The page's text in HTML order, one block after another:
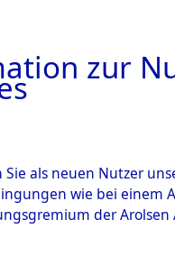
zur
als neuen Nutzer
wie bei einem
der